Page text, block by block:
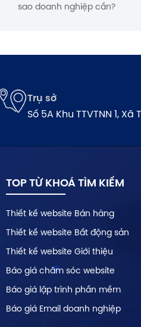
sao doanh nghiệp cần?
Trụ sở
Số 5A Khu TTVTNN 1, Xã
TOP TỪ KHOÁ TÌM KIẾM
Thiết kế website Bán hàng
Thiết kế website Bất động sản
Thiết kế website Giới thiệu
Báo giá chăm sóc website
Báo giá lập trình phần mềm
Báo giá Email doanh nghiệp